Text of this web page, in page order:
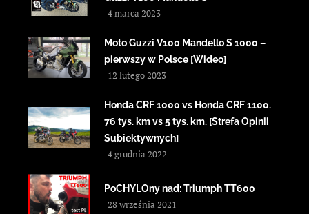
4 marca 2023
Moto Guzzi V100 Mandello S 1000 –
pierwszy w Polsce [Wideo]
12 lutego 2023
Honda CRF 1000 vs Honda CRF 1100.
76 tys. km vs 5 tys. km. [Strefa Opinii
Subiektywnych]
4 grudnia 2022
PoCHYLOny nad: Triumph TT600
28 września 2021